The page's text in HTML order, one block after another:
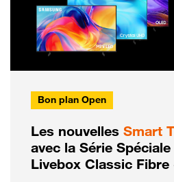
Bon plan Open
Les nouvelles Smart
avec la Série
Livebox Classic Fibre